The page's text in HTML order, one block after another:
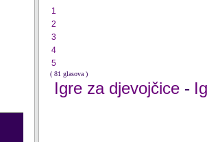
1
2
3
4
5
( 81 glasova )
Igre za djevojčice -